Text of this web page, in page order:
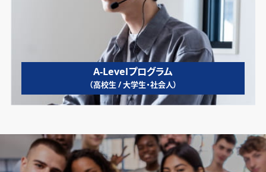
A-Levelプログラム
（高校生 / 大学生・社会人）